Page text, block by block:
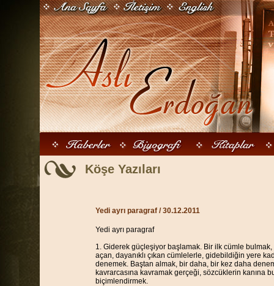
Köşe Yazıları
Yedi ayrı paragraf / 30.12.2011
Yedi ayrı paragraf
1. Giderek güçleşiyor başlamak. Bir ilk cümle bulmak,
açan, dayanıklı çıkan cümlelerle, gidebildiğin yere
denemek. Baştan almak, bir daha, bir kez daha
kavrarcasına kavramak gerçeği, sözcüklerin kanına
biçimlendirmek.